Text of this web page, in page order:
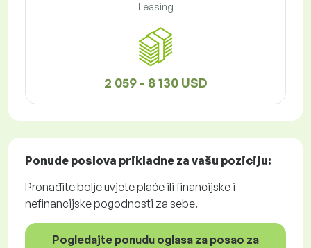
Leasing
2 059 - 8 130 USD
Ponude poslova prikladne za vašu poziciju:
Pronađite bolje uvjete plaće ili financijske i
nefinancijske pogodnosti za sebe.
Pogledajte ponudu oglasa za posao za